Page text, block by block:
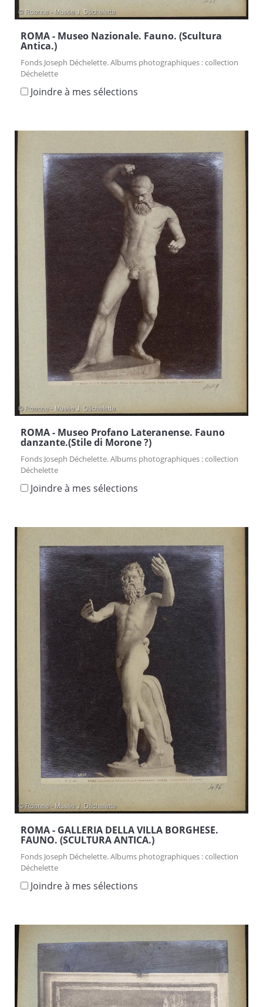
ROMA - Museo Nazionale. Fauno. (Scultura
Antica.)
Fonds Joseph Déchelette. Albums photographiques : collection
Déchelette
Joindre à mes sélections
ROMA - Museo Profano Lateranense. Fauno
danzante.(Stile di Morone ?)
Fonds Joseph Déchelette. Albums photographiques : collection
Déchelette
Joindre à mes sélections
ROMA - GALLERIA DELLA VILLA BORGHESE.
FAUNO. (SCULTURA ANTICA.)
Fonds Joseph Déchelette. Albums photographiques : collection
Déchelette
Joindre à mes sélections